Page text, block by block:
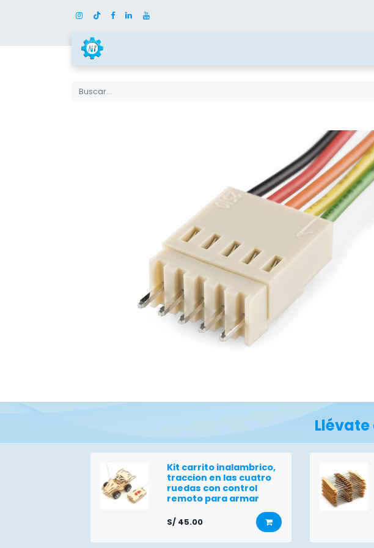
Kit carrito inalambrico,
traccion en las cuatro
ruedas con control
remoto para armar
S/ 45.00